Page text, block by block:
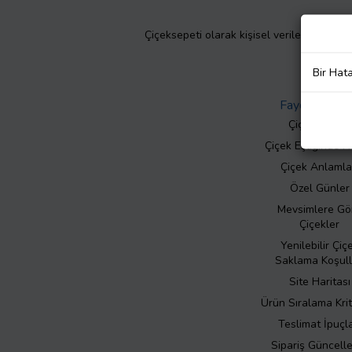
Çiçeksepeti olarak kişisel verilerinizin
Faydalı Bilgiler
Çiçek Bakımı
Çiçek Eşliğinde
Çiçek
Özel Günler
Mevsimlere
Çiçekler
Yenilebilir
Saklama
Site Haritası
Ürün Sıralama
Teslimat
Sipariş
Bir